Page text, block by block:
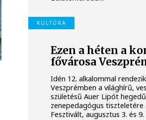
KULTÚRA
Ezen a héten a
fővárosa
Idén 12. alkalommal
Veszprémben a világhírű,
születésű Auer Lipót
zenepedagógus tiszteletére
Fesztivált, augusztus 3. és